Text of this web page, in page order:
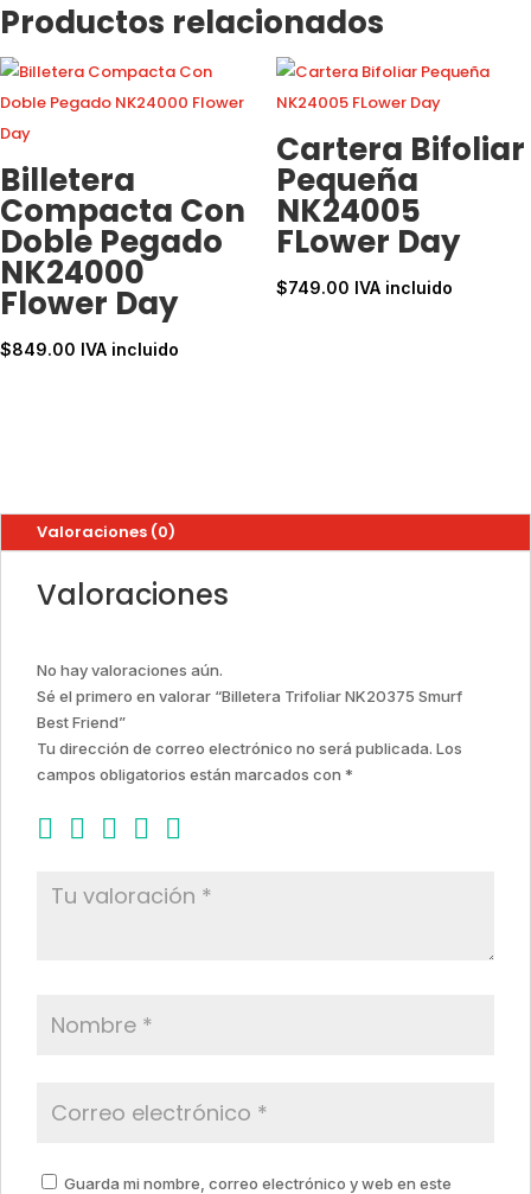
cantidad
Productos relacionados
Billetera
Compacta Con
Doble Pegado
NK24000
Flower Day
$849.00 IVA incluido
Cartera Bifoliar
Pequeña
NK24005
FLower Day
$749.00 IVA incluido
Valoraciones (0)
Valoraciones
No hay valoraciones aún.
Sé el primero en valorar “Billetera Trifoliar NK20375 Smurf
Best Friend”
Tu dirección de correo electrónico no será publicada. Los
campos obligatorios están marcados con *
Guarda mi nombre, correo electrónico y web en este